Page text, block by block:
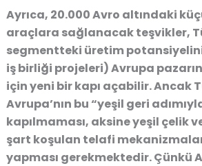
Ayrıca, 20.000 Avro altındaki
araçlara sağlanacak teşvikler,
segmentteki üretim
iş birliği projeleri) Avrupa
için yeni bir kapı açabilir. Ancak
Avrupa’nın bu “yeşil geri
kapılmaması, aksineyeşil çelik
şart koşulan telafi
yapması gerekmektedir. Çünkü